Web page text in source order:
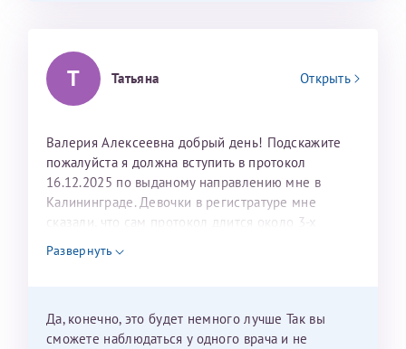
Т Татьяна Открыть
Валерия Алексеевна добрый день! Подскажите
пожалуйста я должна вступить в протокол
16.12.2025 по выданому направлению мне в
Калининграде. Девочки в регистратуре мне
сказали, что сам протокол длится около 3-х
недель и 3 недели я должна находится в Питере.
Можно мне новый год провести в Калининграде и
Развернуть
Да, конечно, это будет немного лучше Так вы
сможете наблюдаться у одного врача и не